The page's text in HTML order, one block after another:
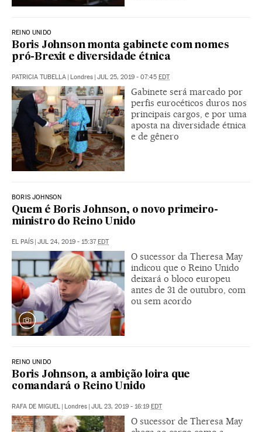
REINO UNIDO
Boris Johnson monta gabinete com nomes
pró-Brexit e diversidade étnica
PATRICIA TUBELLA | Londres | JUL 25, 2019 - 07:45 EDT
Gabinete será marcado por
perfis eurocéticos duros nos
principais cargos, e por uma
aposta na diversidade étnica
e de gênero
BORIS JOHNSON
Quem é Boris Johnson, o novo primeiro-
ministro do Reino Unido
EL PAÍS | JUL 24, 2019 - 15:37EDT
O sucessor da Theresa May
indicou que o Reino Unido
deixará o bloco europeu
antes de 31 de outubro, com
ou sem acordo
REINO UNIDO
Boris Johnson, a ambição loira que
comandará o Reino Unido
RAFA DE MIGUEL | Londres | JUL 23, 2019 - 16:19 EDT
O sucessor de Theresa May